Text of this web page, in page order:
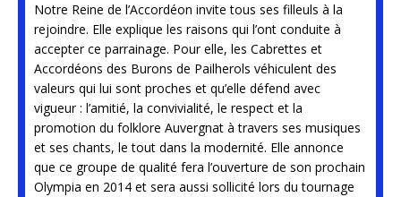
Notre Reine de l’Accordéon invite tous ses filleuls à la
rejoindre. Elle explique les raisons qui l’ont conduite à
accepter ce parrainage. Pour elle, les Cabrettes et
Accordéons des Burons de Pailherols véhiculent des
valeurs qui lui sont proches et qu’elle défend avec
vigueur : l’amitié, la convivialité, le respect et la
promotion du folklore Auvergnat à travers ses musiques
et ses chants, le tout dans la modernité. Elle annonce
que ce groupe de qualité fera l’ouverture de son prochain
Olympia en 2014 et sera aussi sollicité lors du tournage